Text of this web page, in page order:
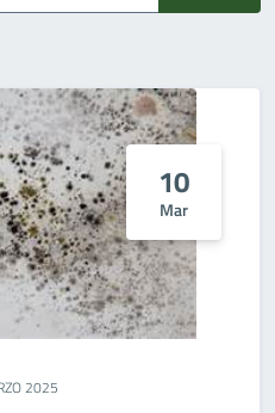
10
Mar
2025